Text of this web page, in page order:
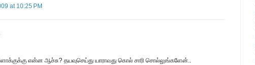
at 10:25 PM
என்ன ஆச்சு? தயவுசெய்து யாராவது கொல் சாரி சொல்லுங்களேன்..